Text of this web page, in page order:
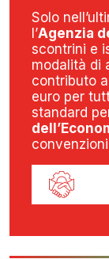
Solo
l’Agenzia
scontrini e
modalità di
contributo
euro per
standard